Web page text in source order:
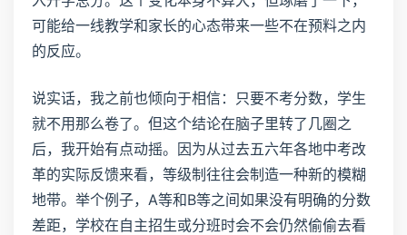
可能给一线教学和家长的心态带来一些不在预料之内
的反应。
说实话，我之前也倾向于相信：只要不考分数，学生
就不用那么卷了。但这个结论在脑子里转了几圈之
后，我开始有点动摇。因为从过去五六年各地中考改
革的实际反馈来看，等级制往往会制造一种新的模糊
地带。举个例子，A等和B等之间如果没有明确的分数
差距，学校在自主招生或分班时会不会仍然偷偷去看